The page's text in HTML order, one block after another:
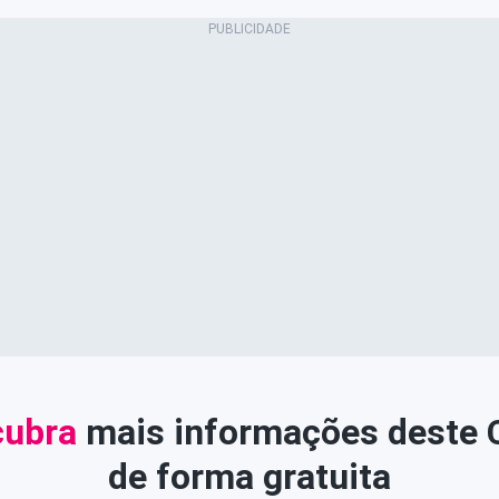
mais informações deste
de forma gratuita